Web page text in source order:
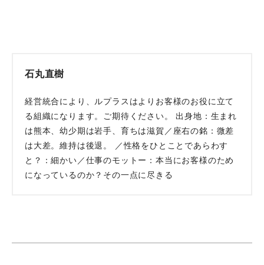
石丸直樹
経営統合により、ルプラスはよりお客様のお役に立て
る組織になります。ご期待ください。 出身地：生まれ
は熊本、幼少期は岩手、育ちは滋賀／座右の銘：微差
は大差。維持は後退。 ／性格をひとことであらわす
と？：細かい／仕事のモットー：本当にお客様のため
になっているのか？その一点に尽きる